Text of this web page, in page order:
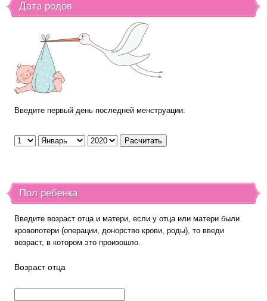
Дата родов
Введите первый день последней менструации:
Пол ребенка
Введите возраст отца и матери, если у отца или матери были
кровопотери (операции, донорство крови, роды), то введи
возраст, в котором это произошло.
Возраст отца